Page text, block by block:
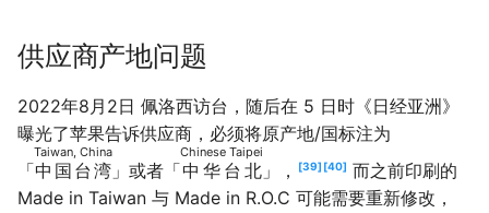
供应商产地问题
2022年8月2日 佩洛西访台，随后在 5 日时《日经亚洲》
曝光了苹果告诉供应商，必须将原产地/国标注为
「中国台湾
Taiwan, China
」或者「中华台北
Chinese Taipei
」， 39 40
而之前印刷的
Made in Taiwan 与 Made in R.O.C 可能需要重新修改，